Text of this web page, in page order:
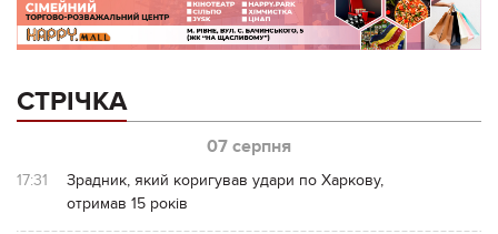
СТРІЧКА
07 серпня
17:31
Зрадник, який коригував удари по Харкову,
отримав 15 років